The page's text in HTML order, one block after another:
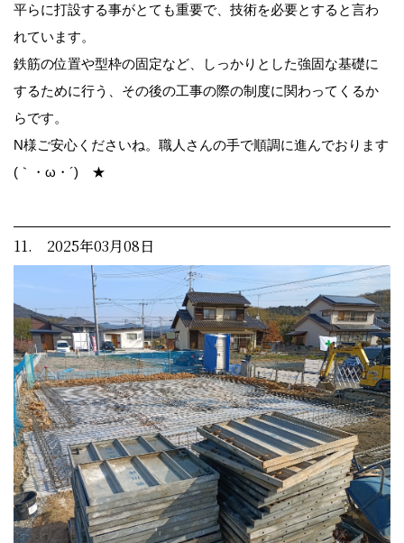
平らに打設する事がとても重要で、技術を必要とすると言わ
れています。
鉄筋の位置や型枠の固定など、しっかりとした強固な基礎に
するために行う、その後の工事の際の制度に関わってくるか
らです。
N様ご安心くださいね。職人さんの手で順調に進んでおります
(｀・ω・´)ゞ★
11. 2025年03月08日